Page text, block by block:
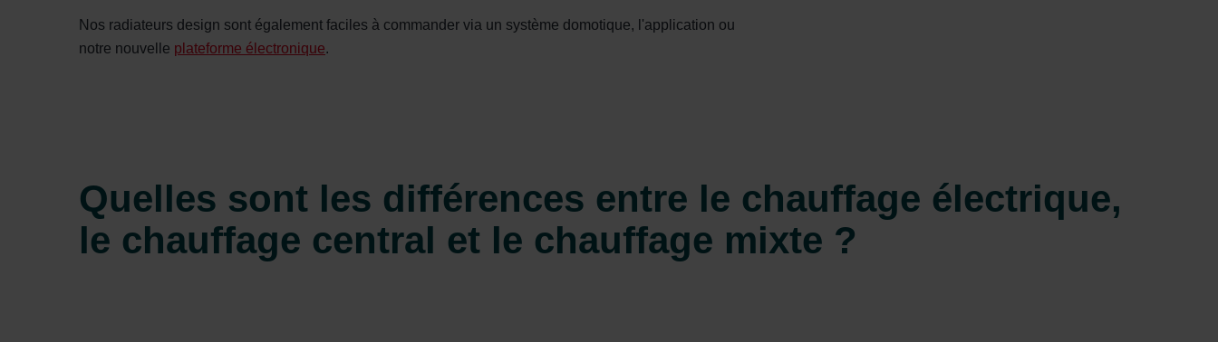
Zehnder Group Nederland bv: Privacyverklaringen
Zehnder Group Sales International: Privacy Policy
Nos radiateurs design sont également faciles à commander via un système domotique, l'application ou
notre nouvelle plateforme électronique.
Quelles sont les différences entre le chauffage électrique,
le chauffage central et le chauffage mixte ?